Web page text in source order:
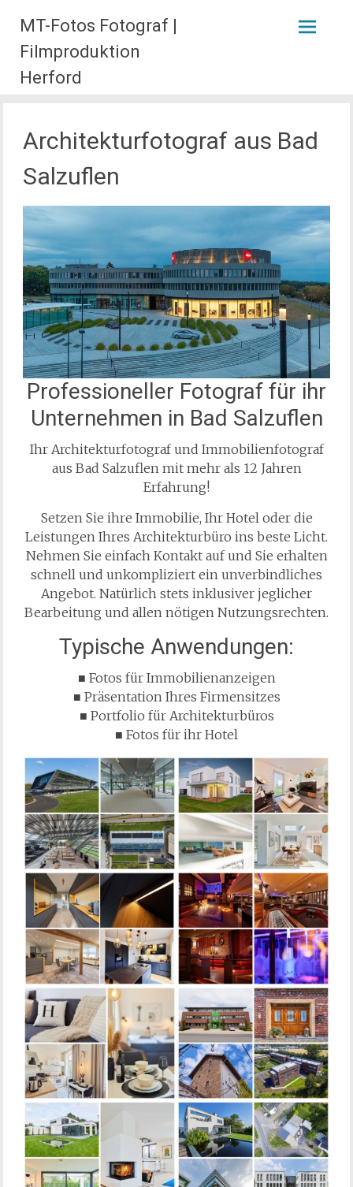
Inhalt
springen
MT-Fotos Fotograf |
Filmproduktion
Herford
Architekturfotograf aus Bad
Salzuflen
Professioneller Fotograf für ihr
Unternehmen in Bad Salzuflen
Ihr Architekturfotograf und Immobilienfotograf
aus Bad Salzuflen mit mehr als 12 Jahren
Erfahrung!
Setzen Sie ihre Immobilie, Ihr Hotel oder die
Leistungen Ihres Architekturbüro ins beste Licht.
Nehmen Sie einfach Kontakt auf und Sie erhalten
schnell und unkompliziert ein unverbindliches
Angebot. Natürlich stets inklusiver jeglicher
Bearbeitung und allen nötigen Nutzungsrechten.
Typische Anwendungen:
■ Fotos für Immobilienanzeigen
■ Präsentation Ihres Firmensitzes
■ Portfolio für Architekturbüros
■ Fotos für ihr Hotel